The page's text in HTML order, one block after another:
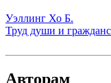
Уэллинг Хо Б.
Труд души и
Авторам